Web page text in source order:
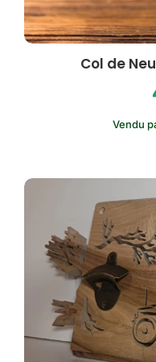
Col de
Vendu